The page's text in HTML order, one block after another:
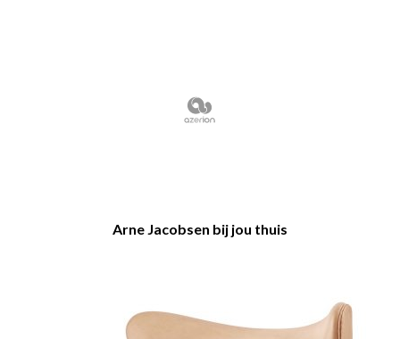
Arne Jacobsen bij jou thuis